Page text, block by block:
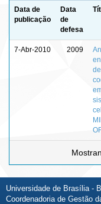
Data de
publicação
Data
de
defesa
7-Abr-2010 2009
Universidade de Brasília -
Coordenadoria de Gestão